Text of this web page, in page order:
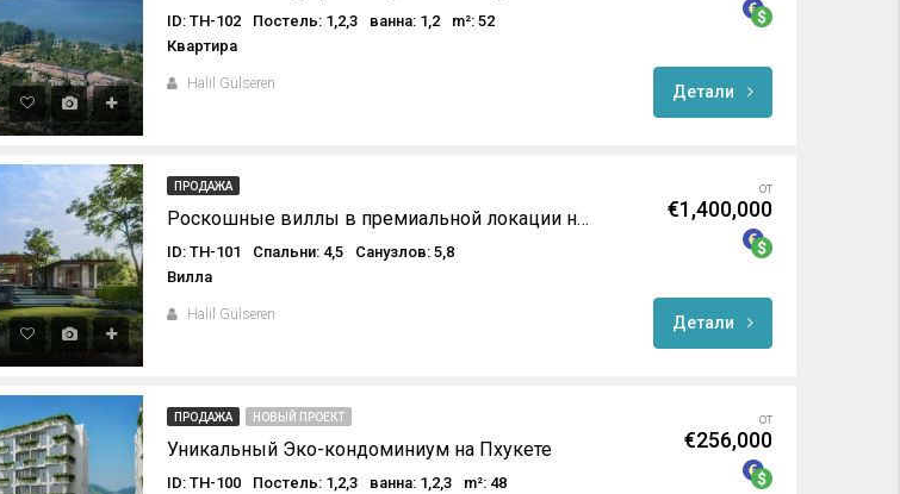
ID: TH-102 Постель: 1,2,3 ванна: 1,2
m²: 52
Квартира
Halil Gülseren Детали
ПРОДАЖА
Роскошные виллы в премиальной локации на Бангтао / Пхукет
ID: TH-101 Спальни: 4,5
Санузлов: 5,8
Вилла
Halil Gülseren
от
€1,400,000
Детали
ПРОДАЖА НОВЫЙ ПРОЕКТ
Уникальный Эко-кондоминиум на Пхукете
ID: TH-100 Постель: 1,2,3 ванна: 1,2,3
m²: 48
от
€256,000